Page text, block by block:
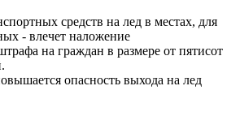
средств на лед в местах, для
- влечет наложение
на граждан в размере от пятисот
опасность выхода на лед